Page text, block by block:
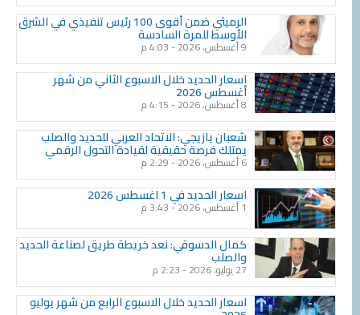
الرميثي ضمن أقوى 100 رئيس تنفيذي في الشرق
الأوسط للمرة السادسة
9 أغسطس، 2026
اسعار الحديد خلال الاسبوع الثاني من شهر
أغسطس 2026
8 أغسطس، 2026
شعبان يازيجي: الاتحاد العربي للحديد والصلب
يمتلك فرصة حقيقية لقيادة التحول الرقمي
6 أغسطس، 2026 2:29 م
اسعار الحديد في 1 اغسطس 2026
1 أغسطس، 2026
كمال الدسوقي: نعد خريطة طريق لصناعة الحديد
والصلب
27 يوليو، 2026
اسعار الحديد خلال الاسبوع الرابع من شهر يوليو